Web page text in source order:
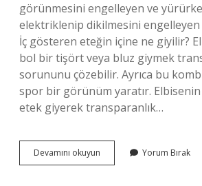
görünmesini engelleyen ve
elektriklenip dikilmesini
İç gösteren eteğin içine ne giyilir?
bol bir tişört veya bluz giymek
sorununu çözebilir. Ayrıca bu
spor bir görünüm yaratır.
etek giyerek transparanlık…
Devamını okuyun
Etek
Yorum Bırak